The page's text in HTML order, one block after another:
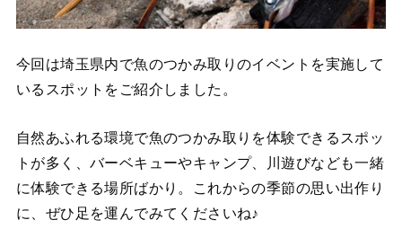
今回は埼玉県内で魚のつかみ取りのイベントを実施して
いるスポットをご紹介しました。
自然あふれる環境で魚のつかみ取りを体験できるスポッ
トが多く、バーベキューやキャンプ、川遊びなども一緒
に体験できる場所ばかり。これからの季節の思い出作り
に、ぜひ足を運んでみてくださいね♪